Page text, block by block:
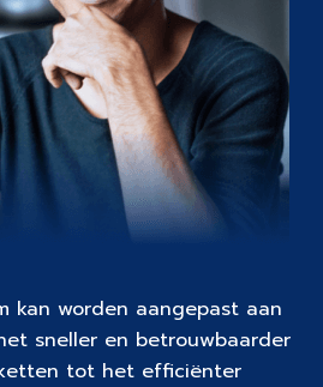
kan worden aangepast aan
sneller en betrouwbaarder
tot het efficiënter